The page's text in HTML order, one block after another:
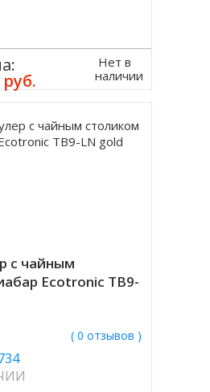
руб.
Нет в
наличии
с чайным
Ecotronic TB9-
( 0 отзывов )